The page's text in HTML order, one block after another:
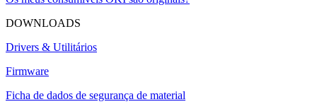
DOWNLOADS
Drivers & Utilitários
Firmware
Ficha de dados de segurança de material